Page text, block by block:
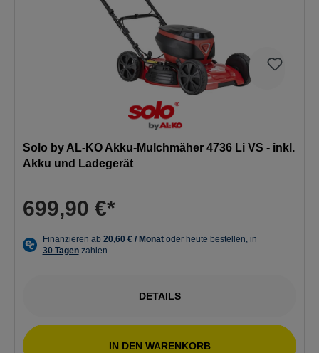
Solo by AL-KO Akku-Mulchmäher 4736 Li VS - inkl.
Akku und Ladegerät
699,90 €*
DETAILS
IN DEN WARENKORB